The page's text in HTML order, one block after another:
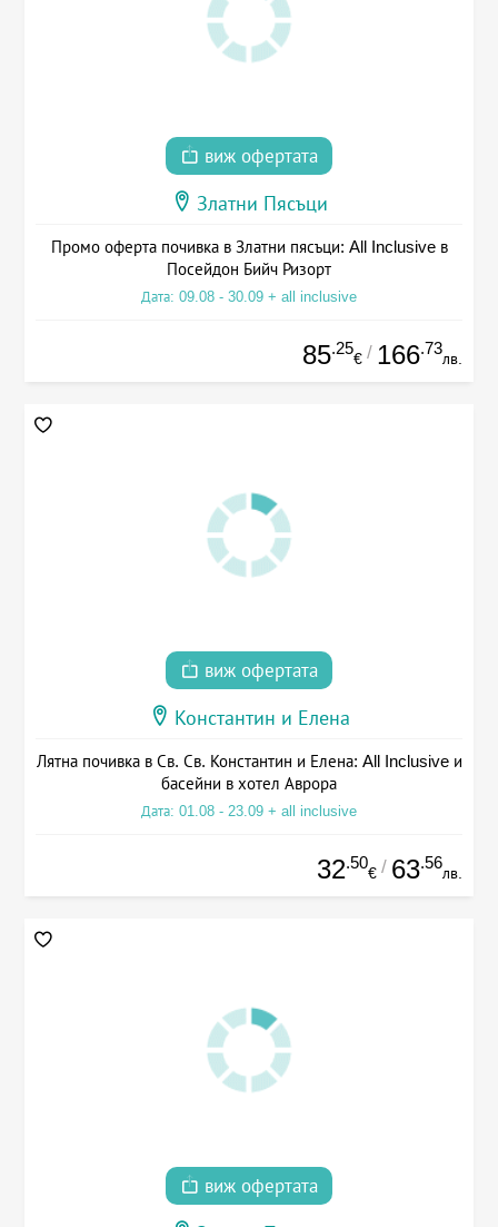
виж офертата
Златни Пясъци
Промо оферта почивка в Златни пясъци: All Inclusive в
Посейдон Бийч Ризорт
Дата: 09.08 - 30.09 + all inclusive
85.25
€ / 166.73
лв.
виж офертата
Константин и Елена
Лятна почивка в Св. Св. Константин и Елена: All Inclusive и
басейни в хотел Аврора
Дата: 01.08 - 23.09 + all inclusive
32.50
€ / 63.56
лв.
виж офертата